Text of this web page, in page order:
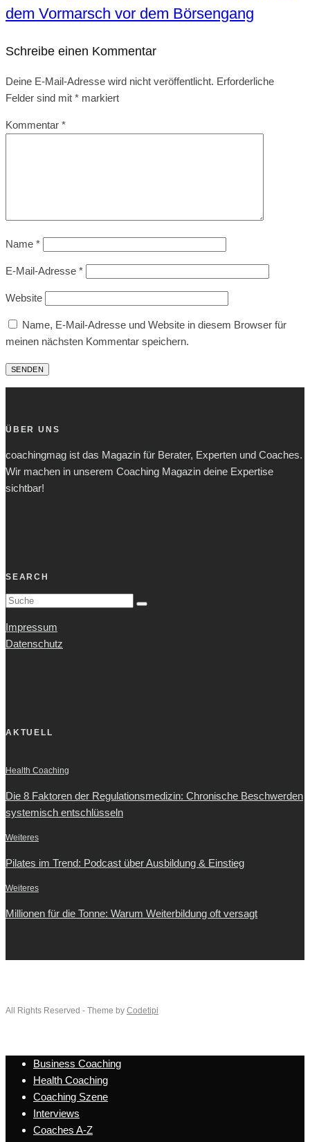
dem Vormarsch vor dem Börsengang
Schreibe einen Kommentar
Deine E-Mail-Adresse wird nicht veröffentlicht. Erforderliche
Felder sind mit * markiert
Kommentar *
Name *
E-Mail-Adresse *
Website
Name, E-Mail-Adresse und Website in diesem Browser für
meinen nächsten Kommentar speichern.
ÜBER UNS
coachingmag ist das Magazin für Berater, Experten und Coaches.
Wir machen in unserem Coaching Magazin deine Expertise
sichtbar!
SEARCH
Impressum
Datenschutz
AKTUELL
Health Coaching
Die 8 Faktoren der Regulationsmedizin: Chronische Beschwerden
systemisch entschlüsseln
Weiteres
Pilates im Trend: Podcast über Ausbildung & Einstieg
Weiteres
Millionen für die Tonne: Warum Weiterbildung oft versagt
All Rights Reserved - Theme by Codetipi
Business Coaching
Health Coaching
Coaching Szene
Interviews
Coaches A-Z